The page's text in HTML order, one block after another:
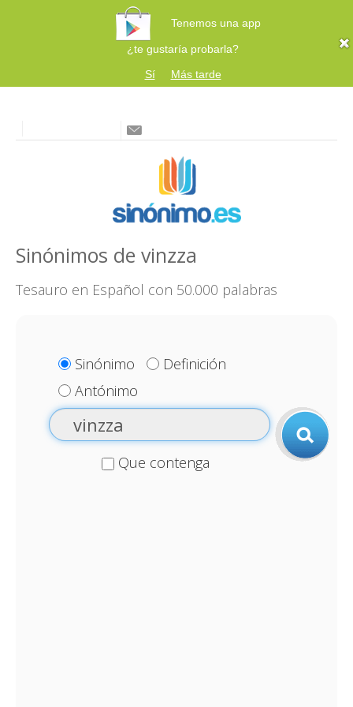
Tenemos una app
¿te gustaría probarla?
Sí
Más tarde
Sinónimos de vinzza
Tesauro en Español con 50.000 palabras
Sinónimo
Definición
Antónimo
Que contenga